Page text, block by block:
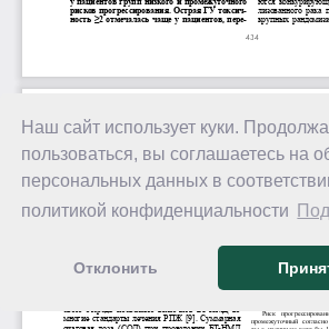
Наш сайт использует куки.
пользоваться, вы соглашаетесь на
персональных данных в
политикой конфиденциальности
Отклонить